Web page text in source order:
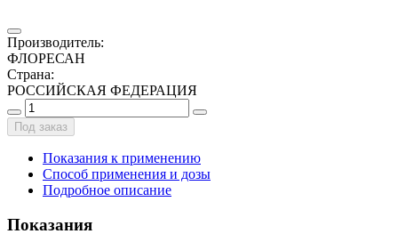
Производитель:
ФЛОРЕСАН
Страна:
РОССИЙСКАЯ ФЕДЕРАЦИЯ
Под заказ
Показания к применению
Способ применения и дозы
Подробное описание
Показания